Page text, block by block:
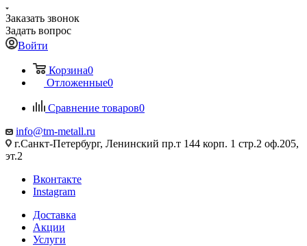
Заказать звонок
Задать вопрос
Войти
Корзина0
Отложенные0
Сравнение товаров0
info@tm-metall.ru
г.Санкт-Петербург, Ленинский пр.т 144 корп. 1 стр.2 оф.205,
эт.2
Вконтакте
Instagram
Доставка
Акции
Услуги